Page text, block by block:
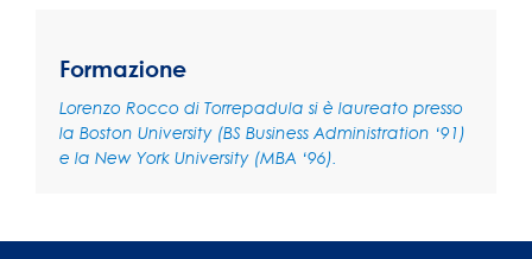
Formazione
Lorenzo Rocco di Torrepadula si è laureato presso
la Boston University (BS Business Administration ‘91)
e la New York University (MBA ‘96).